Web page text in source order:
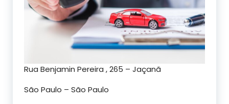
Rua Benjamin Pereira , 265 – Jaçanã
São Paulo – São Paulo